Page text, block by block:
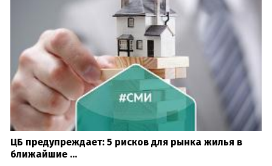
ЦБ предупреждает: 5 рисков для рынка жилья в
ближайшие ...